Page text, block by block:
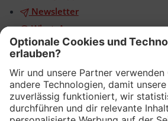
Newsletter
WhatsApp
App